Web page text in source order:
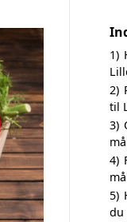
1)
2)
til
3)
4)
5)
du